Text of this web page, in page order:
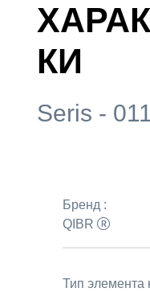
КИ
Seris -
Бренд :
QIBR
Тип элемента